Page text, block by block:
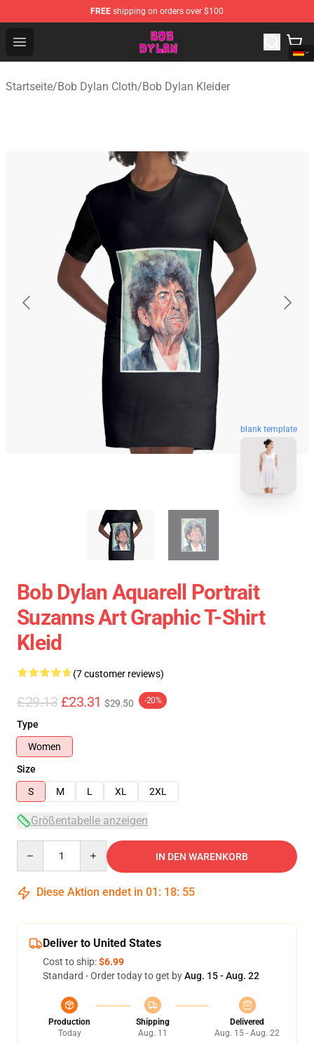
FREE shipping on orders over $100
Open menu
Bob Dylan Store - Official Bob Dylan Merchandise Shop
Startseite/Bob Dylan Cloth/Bob Dylan Kleider
blank template
Bob Dylan Aquarell Portrait
Suzanns Art Graphic T-Shirt
Kleid
(7 customer reviews)
£29.13 £23.31 $29.50 -20%
Type
Women
Size
S
M L XL 2XL
Größentabelle anzeigen
IN DEN WARENKORB
Diese Aktion endet in 01 : 18: 54
Deliver to United States
Cost to ship:$6.99
Standard - Order today to get byAug. 15 - Aug. 22
Production
Today
Shipping
Aug. 11
Delivered
Aug. 15 - Aug. 22